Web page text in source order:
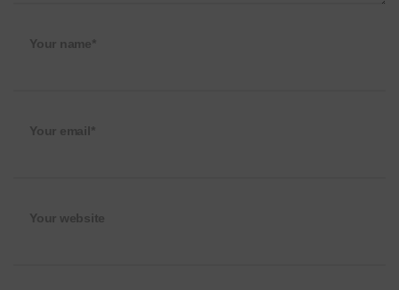
Your name*
Your email*
Your website